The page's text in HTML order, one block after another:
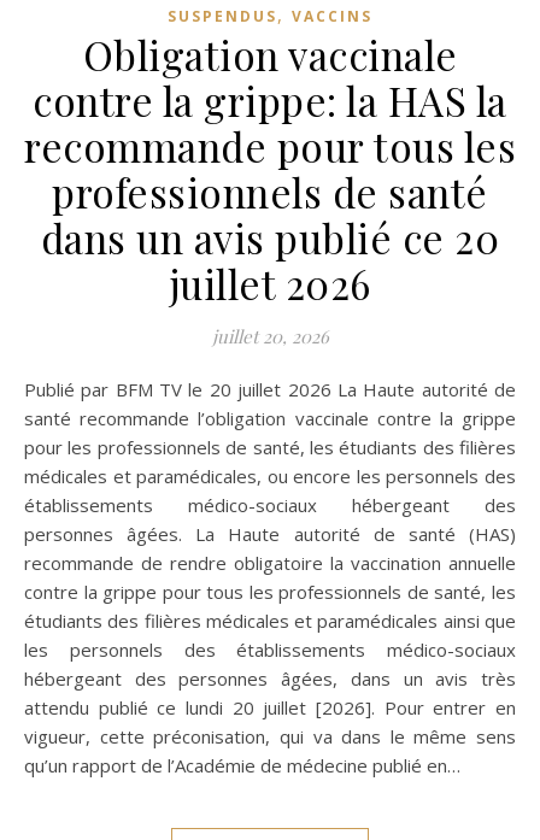
SUSPENDUS, VACCINS
Obligation vaccinale
contre la grippe: la HAS la
recommande pour tous les
professionnels de santé
dans un avis publié ce 20
juillet 2026
juillet 20, 2026
Publié par BFM TV le 20 juillet 2026 La Haute autorité de
santé recommande l’obligation vaccinale contre la grippe
pour les professionnels de santé, les étudiants des filières
médicales et paramédicales, ou encore les personnels des
établissements médico-sociaux hébergeant des
personnes âgées. La Haute autorité de santé (HAS)
recommande de rendre obligatoire la vaccination annuelle
contre la grippe pour tous les professionnels de santé, les
étudiants des filières médicales et paramédicales ainsi que
les personnels des établissements médico-sociaux
hébergeant des personnes âgées, dans un avis très
attendu publié ce lundi 20 juillet [2026]. Pour entrer en
vigueur, cette préconisation, qui va dans le même sens
qu’un rapport de l’Académie de médecine publié en…